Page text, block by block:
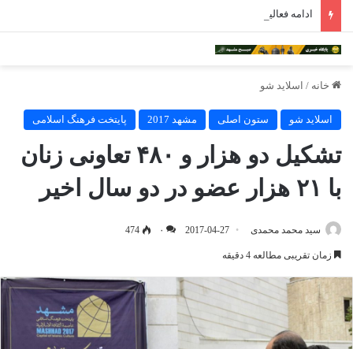
خانه / اسلاید شو
اسلاید شو ستون اصلی مشهد 2017 پایتخت فرهنگ اسلامی
تشکیل دو هزار و ۴۸۰ تعاونی زنان
با ۲۱ هزار عضو در دو سال اخیر
سید محمد محمدی 2017-04-27 ۰ 474
زمان تقریبی مطالعه 4 دقیقه